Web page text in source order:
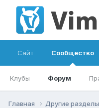
Сайт Сообщество
Клубы Форум
Главная Другие разделы